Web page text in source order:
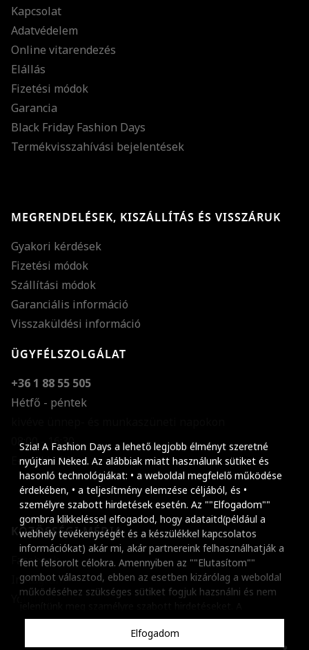
Szia! A Fashion Days a lehető legjobb élményt szeretné
nyújtani Neked. Az alábbiak miatt használunk sütiket és
hasonló technológiákat: • a weboldal megfelelő működése
érdekében, • a teljesítmény elemzése céljából, és •
személyre szabott hirdetések esetén. Az ""Elfogadom""
gombra klikkeléssel elfogadod, hogy adataitd(például a
webhely tevékenységét és a készülékkel kapcsolatos
információkat) akár mi, akár partnereink felhasználhatják a
fent felsorolt célokra. Amennyiben az ""Elutasítom""
gombot választod, ebben az esetben kizárólag a weboldal
működéséhez szükséges sütiket fogjuk hazsnálni és nem
beállításaidat bármikor módosíthatod, a ""Beállítások
kezelése"" gombra kattintva. Tudj meg többet
Elfogadom
Kapcsolat
Adatvédelem
Online vitarendezés
Elállás
Fizetési módok
Garancia
Black Friday Fashion Days
Termékvisszahívási bejelentések
MEGRENDELÉSEK, KISZÁLLÍTÁS ÉS VISSZÁRUK
Gyakori kérdések
Fizetési módok
Szállítási módok
Garanciális információ
Visszaküldési információ
ÜGYFÉLSZOLGÁLAT
+36 1 88 55 505
Hétfő - péntek
08:00 - 16:30
E-mail küldése
KÖZÖSSÉGI MÉDIA
Facebook
Instagram
Youtube
Szöveg méretének
Szóköz növelése
Szóköz csökkentése
Sortávolság
Sortávolság
Színek invertálása
Szürke